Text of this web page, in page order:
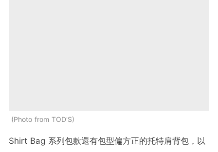
Photo from TOD'S
Shirt Bag 系列包款還有包型偏方正的托特肩背包，以